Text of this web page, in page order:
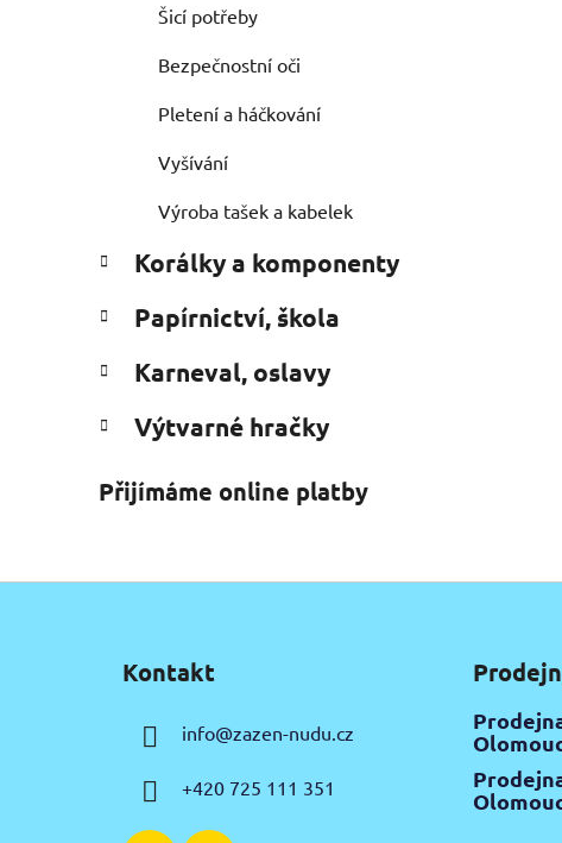
Šicí potřeby
Bezpečnostní oči
Pletení a háčkování
Vyšívání
Výroba tašek a kabelek
Korálky a komponenty
Papírnictví, škola
Karneval, oslavy
Výtvarné hračky
Přijímáme online platby
Kontakt
info@zazen-nudu.cz
+420 725 111 351